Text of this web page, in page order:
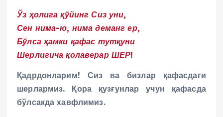
Ўз ҳолига қўйинг Сиз уни,
Сен нима-ю, нима деманг ер,
Бўлса ҳамки қафас тутқуни
Шерлигича қолаверар ШЕР!
Қадрдонларим! Сиз ва бизлар қафасдаги
шерлармиз. Қора қузғунлар учун қафасда
бўлсакда хавфлимиз.